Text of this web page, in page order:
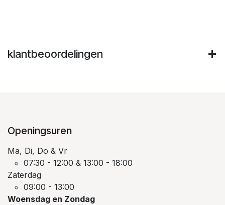
klantbeoordelingen
Openingsuren
Ma, Di, Do & Vr
07:30 - 12:00 & 13:00 - 18:00
Zaterdag
09:00 - 13:00
Woensdag en Zondag